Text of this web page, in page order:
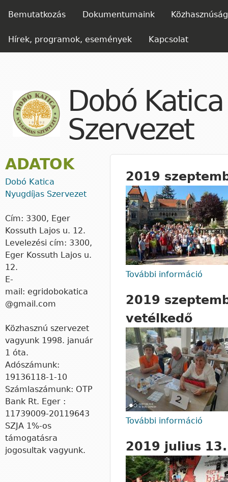
FŐMENÜ
Bemutatkozás Dokumentumaink
Hírek, programok, események Kapcsolat
Dobó
Szervezet
2019
További információ
2019
vetélkedő
További információ
2019 julius
ADATOK
Dobó Katica
Nyugdíjas Szervezet
Cím: 3300, Eger
Kossuth Lajos u. 12.
Levelezési cím: 3300,
Eger Kossuth Lajos u.
12.
E-
mail: egridobokatica
@gmail.com
Közhasznú szervezet
vagyunk 1998. január
1 óta.
Adószámunk:
19136118-1-10
Számlaszámunk: OTP
Bank Rt. Eger :
11739009-20119643
​SZJA 1%-os
támogatásra
jogosultak vagyunk.